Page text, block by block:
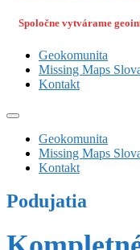
Spoločne vytvárame
Geokomunita
Missing Maps
Kontakt
Geokomunita
Missing Maps
Kontakt
Podujatia